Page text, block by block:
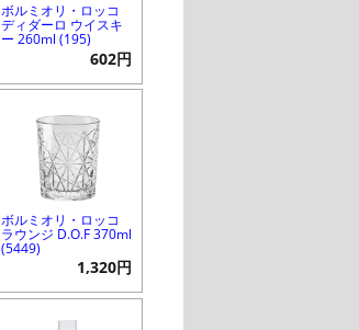
ボルミオリ・ロッコ
ディダーロ ウイスキ
ー 260ml (195)
602円
ボルミオリ・ロッコ
ラウンジ D.O.F 370ml
(5449)
1,320円